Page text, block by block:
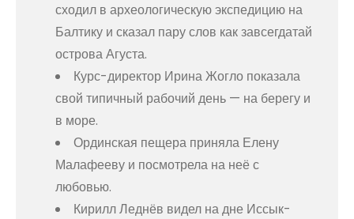
сходил в археологическую экспедицию на
Балтику и сказал пару слов как завсегдатай
острова Агуста.
Курс-директор Ирина Жогло показала
свой типичный рабочий день — на берегу и
в море.
Ординская пещера приняла Елену
Малафееву и посмотрела на неё с
любовью.
Кирилл Леднёв видел на дне Иссык-